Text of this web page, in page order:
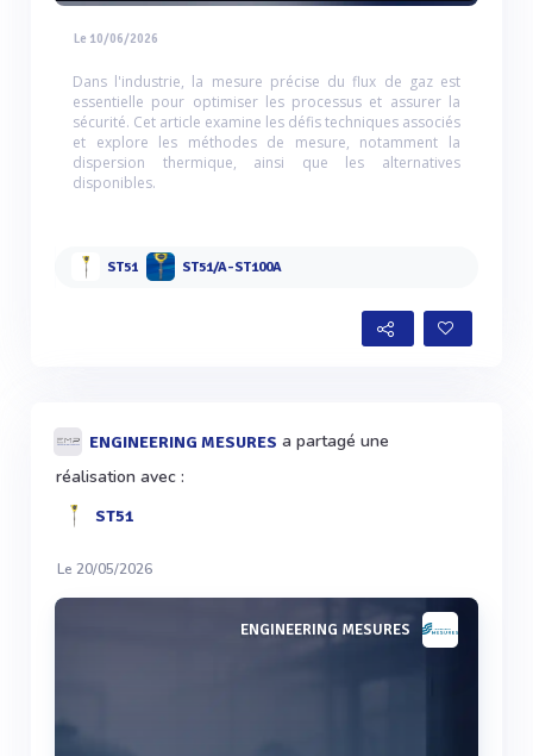
Le 10/06/2026
Dans l'industrie, la mesure précise du flux de gaz est
essentielle pour optimiser les processus et assurer la
sécurité. Cet article examine les défis techniques associés
et explore les méthodes de mesure, notamment la
dispersion thermique, ainsi que les alternatives
disponibles.
ST51 ST51/A-ST100A
ENGINEERING MESURES a partagé une
réalisation avec :
ST51
Le 20/05/2026
ENGINEERING MESURES